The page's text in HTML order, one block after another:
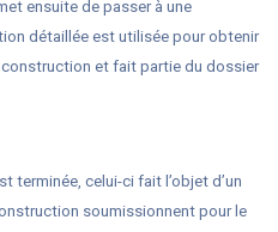
ensuite de passer à une
détaillée est utilisée pour obtenir
et fait partie du dossier
terminée, celui-ci fait l’objet d’un
soumissionnent pour le